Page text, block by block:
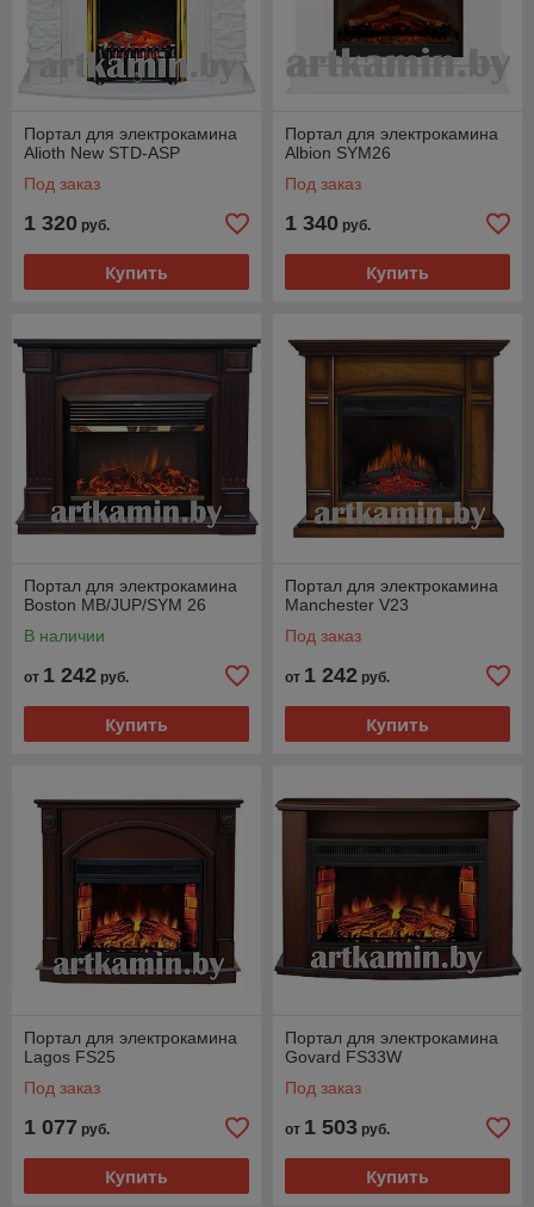
Портал для электрокамина
Alioth New STD-ASP
Под заказ
1 320 руб.
Купить
Портал для электрокамина
Albion SYM26
Под заказ
1 340 руб.
Купить
Портал для электрокамина
Boston MB/JUP/SYM 26
В наличии
от 1 242 руб.
Купить
Портал для электрокамина
Manchester V23
Под заказ
от 1 242 руб.
Купить
Портал для электрокамина
Lagos FS25
Под заказ
1 077 руб.
Купить
Портал для электрокамина
Govard FS33W
Под заказ
от 1 503 руб.
Купить